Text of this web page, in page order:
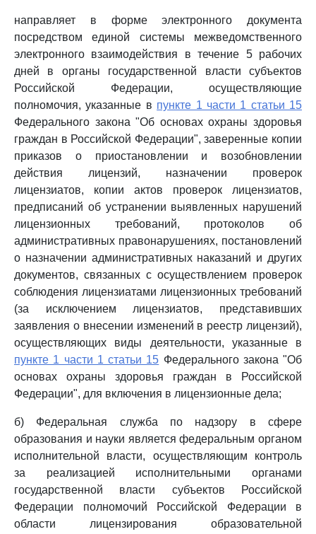
направляет в форме электронного документа
посредством единой системы межведомственного
электронного взаимодействия в течение 5 рабочих
дней в органы государственной власти субъектов
Российской Федерации, осуществляющие
полномочия, указанные в пункте 1 части 1 статьи 15
Федерального закона "Об основах охраны здоровья
граждан в Российской Федерации", заверенные копии
приказов о приостановлении и возобновлении
действия лицензий, назначении проверок
лицензиатов, копии актов проверок лицензиатов,
предписаний об устранении выявленных нарушений
лицензионных требований, протоколов об
административных правонарушениях, постановлений
о назначении административных наказаний и других
документов, связанных с осуществлением проверок
соблюдения лицензиатами лицензионных требований
(за исключением лицензиатов, представивших
заявления о внесении изменений в реестр лицензий),
осуществляющих виды деятельности, указанные в
пункте 1 части 1 статьи 15 Федерального закона "Об
основах охраны здоровья граждан в Российской
Федерации", для включения в лицензионные дела;
б) Федеральная служба по надзору в сфере
образования и науки является федеральным органом
исполнительной власти, осуществляющим контроль
за реализацией исполнительными органами
государственной власти субъектов Российской
Федерации полномочий Российской Федерации в
области лицензирования образовательной